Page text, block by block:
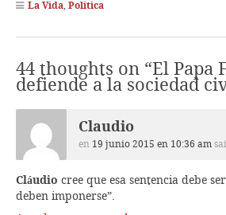
La Vida, Politica
44 thoughts on “El Papa
defiende a la sociedad
Claudio
en 19 junio 2015 en 10:36 am
Cláudio cree que esa sentencia debe
deben imponerse”.